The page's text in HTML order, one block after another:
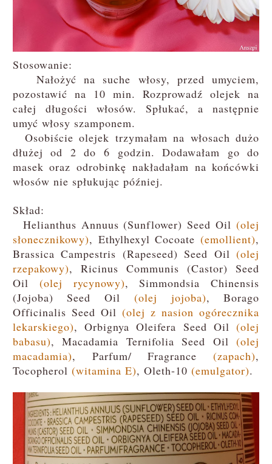
Stosowanie:
Nałożyć na suche włosy, przed umyciem,
pozostawić na 10 min. Rozprowadź olejek na
całej długości włosów. Spłukać, a następnie
umyć włosy szamponem.
Osobiście olejek trzymałam na włosach dużo
dłużej od 2 do 6 godzin. Dodawałam go do
masek oraz odrobinkę nakładałam na końcówki
włosów nie spłukując później.
Skład:
Helianthus Annuus (Sunflower) Seed Oil(olej
słonecznikowy), Ethylhexyl Cocoate(emollient),
Brassica Campestris (Rapeseed) Seed Oil(olej
rzepakowy), Ricinus Communis (Castor) Seed
Oil (olej rycynowy), Simmondsia Chinensis
(Jojoba) Seed Oil (olej jojoba), Borago
Officinalis Seed Oil (olej z nasion ogórecznika
lekarskiego), Orbignya Oleifera Seed Oil(olej
babasu), Macadamia Ternifolia Seed Oil(olej
macadamia), Parfum/ Fragrance(zapach),
Tocopherol (witamina E), Oleth-10 (emulgator).